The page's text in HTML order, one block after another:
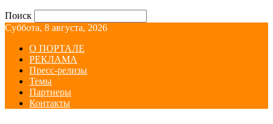
Поиск
Суббота, 8 августа, 2026
О ПОРТАЛЕ
РЕКЛАМА
Пресс-релизы
Темы
Партнеры
Контакты